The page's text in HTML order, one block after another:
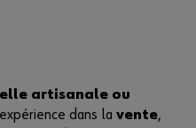
artisanale ou
dans la vente,